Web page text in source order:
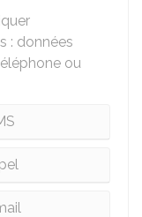
: données
ou